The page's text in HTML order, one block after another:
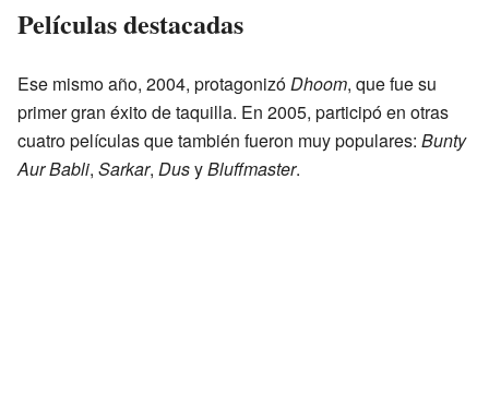
Películas destacadas
Ese mismo año, 2004, protagonizóDhoom, que fue su
primer gran éxito de taquilla. En 2005, participó en otras
cuatro películas que también fueron muy populares: Bunty
Aur Babli, Sarkar, DusyBluffmaster.